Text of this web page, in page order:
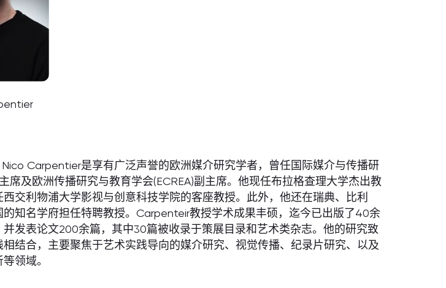
Nico Carpentier是享有广泛声誉的欧洲媒介研究学者，曾任国际媒介与传播研
席及欧洲传播研究与教育学会(ECREA)副主席。他现任布拉格查理大学杰出教
交利物浦大学影视与创意科技学院的客座教授。此外，他还在瑞典、比利
的知名学府担任特聘教授。Carpenteir教授学术成果丰硕，迄今已出版了40余
并发表论文200余篇，其中30篇被收录于策展目录和艺术类杂志。他的研究致
相结合，主要聚焦于艺术实践导向的媒介研究、视觉传播、纪录片研究、以及
领域。